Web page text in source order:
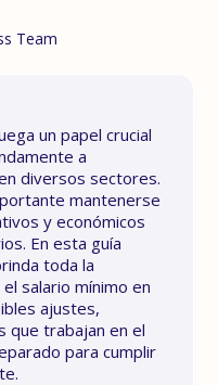
Team
un papel crucial
a
diversos sectores.
mantenerse
y económicos
En esta guía
toda la
salario mínimo en
ajustes,
que trabajan en el
para cumplir